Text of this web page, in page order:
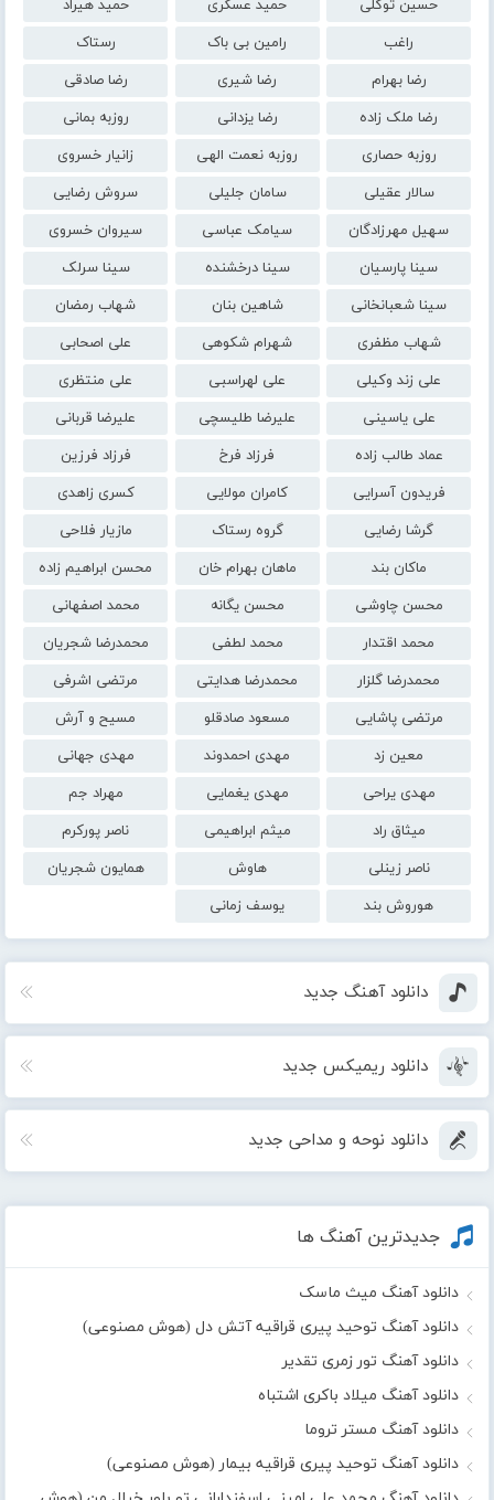
حسین توکلی
حمید عسکری
حمید هیراد
راغب
رامین بی باک
رستاک
رضا بهرام
رضا شیری
رضا صادقی
رضا ملک زاده
رضا یزدانی
روزبه بمانی
روزبه حصاری
روزبه نعمت الهی
زانیار خسروی
سالار عقیلی
سامان جلیلی
سروش رضایی
سهیل مهرزادگان
سیامک عباسی
سیروان خسروی
سینا پارسیان
سینا درخشنده
سینا سرلک
سینا شعبانخانی
شاهین بنان
شهاب رمضان
شهاب مظفری
شهرام شکوهی
علی اصحابی
علی زند وکیلی
علی لهراسبی
علی منتظری
علی یاسینی
علیرضا طلیسچی
علیرضا قربانی
عماد طالب زاده
فرزاد فرخ
فرزاد فرزین
فریدون آسرایی
کامران مولایی
کسری زاهدی
گرشا رضایی
گروه رستاک
مازیار فلاحی
ماکان بند
ماهان بهرام خان
محسن ابراهیم زاده
محسن چاوشی
محسن یگانه
محمد اصفهانی
محمد اقتدار
محمد لطفی
محمدرضا شجریان
محمدرضا گلزار
محمدرضا هدایتی
مرتضی اشرفی
مرتضی پاشایی
مسعود صادقلو
مسیح و آرش
معین زد
مهدی احمدوند
مهدی جهانی
مهدی یراحی
مهدی یغمایی
مهراد جم
میثاق راد
میثم ابراهیمی
ناصر پورکرم
ناصر زینلی
هاوش
همایون شجریان
هوروش بند
یوسف زمانی
دانلود آهنگ جدید
دانلود ریمیکس جدید
دانلود نوحه و مداحی جدید
جدیدترین آهنگ ها
دانلود آهنگ میث ماسک
دانلود آهنگ توحید پیری قراقیه آتش دل (هوش مصنوعی)
دانلود آهنگ تور زمری تقدیر
دانلود آهنگ میلاد باکری اشتباه
دانلود آهنگ مستر تروما
دانلود آهنگ توحید پیری قراقیه بیمار (هوش مصنوعی)